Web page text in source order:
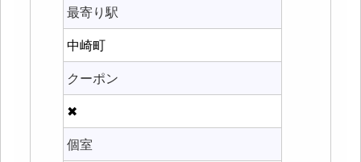
最寄り駅
中崎町
クーポン
✖
個室